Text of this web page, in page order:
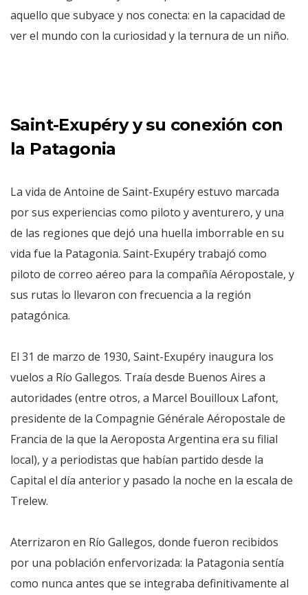
aquello que subyace y nos conecta: en la capacidad de
ver el mundo con la curiosidad y la ternura de un niño.
Saint-Exupéry y su conexión con
la Patagonia
La vida de Antoine de Saint-Exupéry estuvo marcada
por sus experiencias como piloto y aventurero, y una
de las regiones que dejó una huella imborrable en su
vida fue la Patagonia. Saint-Exupéry trabajó como
piloto de correo aéreo para la compañía Aéropostale, y
sus rutas lo llevaron con frecuencia a la región
patagónica.
El 31 de marzo de 1930, Saint-Exupéry inaugura los
vuelos a Río Gallegos. Traía desde Buenos Aires a
autoridades (entre otros, a Marcel Bouilloux Lafont,
presidente de la Compagnie Générale Aéropostale de
Francia de la que la Aeroposta Argentina era su filial
local), y a periodistas que habían partido desde la
Capital el día anterior y pasado la noche en la escala de
Trelew.
Aterrizaron en Río Gallegos, donde fueron recibidos
por una población enfervorizada: la Patagonia sentía
como nunca antes que se integraba definitivamente al